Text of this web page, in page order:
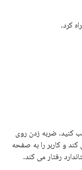
کرد.
کنید. ضربه زدن روی
و کاربر را به صفحه
رفتار می کند.